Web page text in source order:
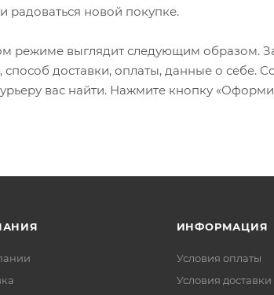
радоваться новой покупке.
режиме выглядит следующим образом.
доставки, оплаты, данные о себе.
вас найти. Нажмите кнопку
ИНФОРМАЦИЯ
Условия оплаты
Условия доставки